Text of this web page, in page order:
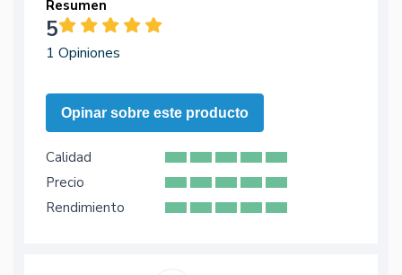
Resumen
5
1 Opiniones
Opinar sobre este producto
Calidad
Precio
Rendimiento